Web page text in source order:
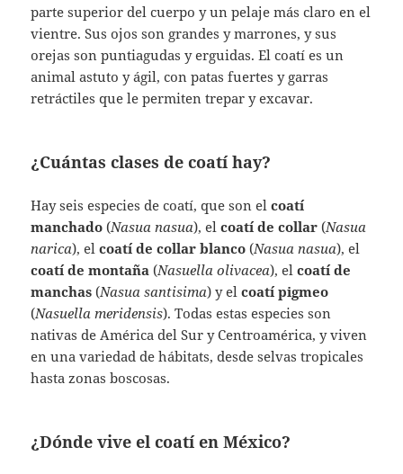
parte superior del cuerpo y un pelaje más claro en el
vientre. Sus ojos son grandes y marrones, y sus
orejas son puntiagudas y erguidas. El coatí es un
animal astuto y ágil, con patas fuertes y garras
retráctiles que le permiten trepar y excavar.
¿Cuántas clases de coatí hay?
Hay seis especies de coatí, que son elcoatí
manchado (Nasua nasua), elcoatí de collar (Nasua
narica), elcoatí de collar blanco (Nasua nasua), el
coatí de montaña (Nasuella olivacea), elcoatí de
manchas (Nasua santisima) y elcoatí pigmeo
(Nasuella meridensis). Todas estas especies son
nativas de América del Sur y Centroamérica, y viven
en una variedad de hábitats, desde selvas tropicales
hasta zonas boscosas.
¿Dónde vive el coatí en México?